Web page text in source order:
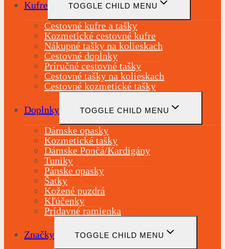
Kufre TOGGLE CHILD MENU
Cestovné kufre a tašky
Kozmetické cestovné kufre
Nákupné tašky na kolieskach
Cestovné doplnky
Príručné cestovné tašky
Cestovné tašky na kolieskach
Cestovné kozmetické tašky
Doplnky TOGGLE CHILD MENU
Dámske opasky
Kozmetické tašky
Dámske Pončá/Kardigány
Tuniky
Pánske opasky
Šatky
Kožené puzdrá
Kľúčenky
Prídavné ramienka
Značky TOGGLE CHILD MENU